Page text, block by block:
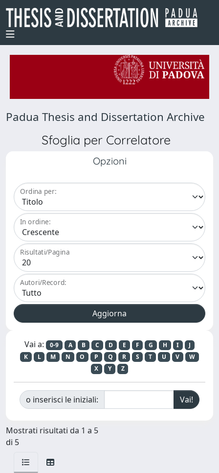
Padua Thesis and Dissertation Archive
Sfoglia per Correlatore
Opzioni
Ordina per:
In ordine:
Risultati/Pagina
Autori/Record:
Vai a: 0-9 A B C D E F G H I
J
K
L M N O P Q R S T U V
W
X
Y Z
o inserisci le iniziali:
Mostrati risultati da 1 a 5
di 5